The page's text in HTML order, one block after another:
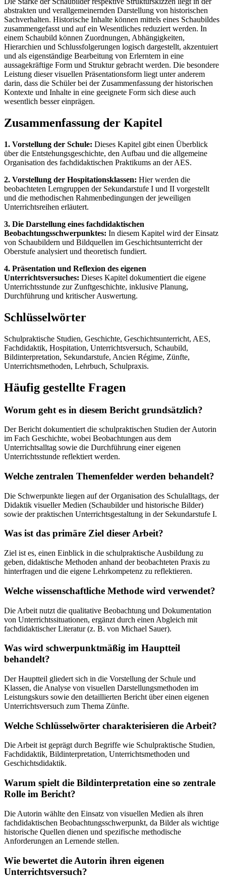
abstrakten und verallgemeinernden Darstellung von historischen
Sachverhalten. Historische Inhalte können mittels eines Schaubildes
zusammengefasst und auf ein Wesentliches reduziert werden. In
einem Schaubild können Zuordnungen, Abhängigkeiten,
Hierarchien und Schlussfolgerungen logisch dargestellt, akzentuiert
und als eigenständige Bearbeitung von Erlerntem in eine
aussagekräftige Form und Struktur gebracht werden. Die besondere
Leistung dieser visuellen Präsentationsform liegt unter anderem
darin, dass die Schüler bei der Zusammenfassung der historischen
Kontexte und Inhalte in eine geeignete Form sich diese auch
wesentlich besser einprägen.
Zusammenfassung der Kapitel
1. Vorstellung der Schule: Dieses Kapitel gibt einen Überblick
über die Entstehungsgeschichte, den Aufbau und die allgemeine
Organisation des fachdidaktischen Praktikums an der AES.
2. Vorstellung der Hospitationsklassen: Hier werden die
beobachteten Lerngruppen der Sekundarstufe I und II vorgestellt
und die methodischen Rahmenbedingungen der jeweiligen
Unterrichtsreihen erläutert.
3. Die Darstellung eines fachdidaktischen
Beobachtungsschwerpunktes: In diesem Kapitel wird der Einsatz
von Schaubildern und Bildquellen im Geschichtsunterricht der
Oberstufe analysiert und theoretisch fundiert.
4. Präsentation und Reflexion des eigenen
Unterrichtsversuches: Dieses Kapitel dokumentiert die eigene
Unterrichtsstunde zur Zunftgeschichte, inklusive Planung,
Durchführung und kritischer Auswertung.
Schlüsselwörter
Schulpraktische Studien, Geschichte, Geschichtsunterricht, AES,
Fachdidaktik, Hospitation, Unterrichtsversuch, Schaubild,
Bildinterpretation, Sekundarstufe, Ancien Régime, Zünfte,
Unterrichtsmethoden, Lehrbuch, Schulpraxis.
Häufig gestellte Fragen
Worum geht es in diesem Bericht grundsätzlich?
Der Bericht dokumentiert die schulpraktischen Studien der Autorin
im Fach Geschichte, wobei Beobachtungen aus dem
Unterrichtsalltag sowie die Durchführung einer eigenen
Unterrichtsstunde reflektiert werden.
Welche zentralen Themenfelder werden behandelt?
Die Schwerpunkte liegen auf der Organisation des Schulalltags, der
Didaktik visueller Medien (Schaubilder und historische Bilder)
sowie der praktischen Unterrichtsgestaltung in der Sekundarstufe I.
Was ist das primäre Ziel dieser Arbeit?
Ziel ist es, einen Einblick in die schulpraktische Ausbildung zu
geben, didaktische Methoden anhand der beobachteten Praxis zu
hinterfragen und die eigene Lehrkompetenz zu reflektieren.
Welche wissenschaftliche Methode wird verwendet?
Die Arbeit nutzt die qualitative Beobachtung und Dokumentation
von Unterrichtssituationen, ergänzt durch einen Abgleich mit
fachdidaktischer Literatur (z. B. von Michael Sauer).
Was wird schwerpunktmäßig im Hauptteil
behandelt?
Der Hauptteil gliedert sich in die Vorstellung der Schule und
Klassen, die Analyse von visuellen Darstellungsmethoden im
Leistungskurs sowie den detaillierten Bericht über einen eigenen
Unterrichtsversuch zum Thema Zünfte.
Welche Schlüsselwörter charakterisieren die Arbeit?
Die Arbeit ist geprägt durch Begriffe wie Schulpraktische Studien,
Fachdidaktik, Bildinterpretation, Unterrichtsmethoden und
Geschichtsdidaktik.
Warum spielt die Bildinterpretation eine so zentrale
Rolle im Bericht?
Die Autorin wählte den Einsatz von visuellen Medien als ihren
fachdidaktischen Beobachtungsschwerpunkt, da Bilder als wichtige
historische Quellen dienen und spezifische methodische
Anforderungen an Lernende stellen.
Wie bewertet die Autorin ihren eigenen
Unterrichtsversuch?